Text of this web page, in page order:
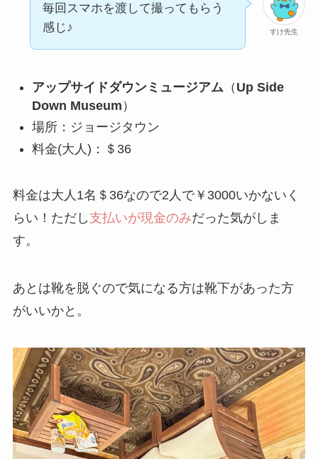
すけ先生
毎回スマホを渡して撮ってもらう
感じ♪
アップサイドダウンミュージアム （ Up Side
Down Museum ）
場所：ジョージタウン
料金(大人)：＄36
料金は大人1名＄36なので2人で￥3000いかないく
らい！ただし支払いが現金のみだった気がしま
す。
あとは靴を脱ぐので気になる方は靴下があった方
がいいかと。